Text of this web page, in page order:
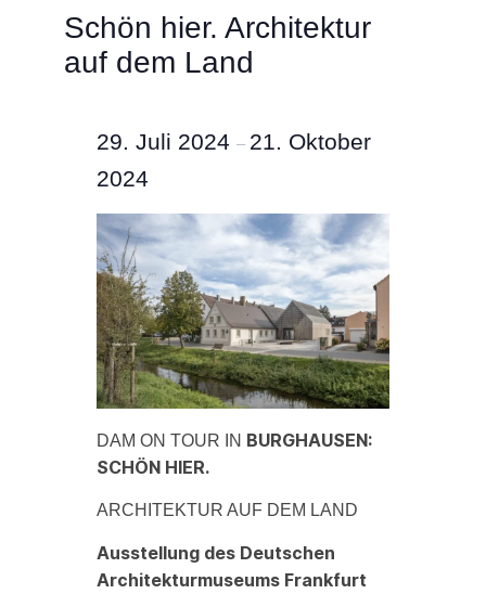
Schön hier. Architektur
auf dem Land
29. Juli 2024 – 21. Oktober
2024
DAM ON TOUR IN BURGHAUSEN:
SCHÖN HIER.
ARCHITEKTUR AUF DEM LAND
Ausstellung des Deutschen
Architekturmuseums Frankfurt